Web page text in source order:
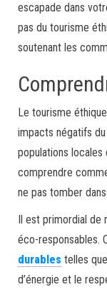
escapade dans
pas du tourisme
soutenant les
Le tourisme
impacts négatifs
populations
comprendre
ne pas tomber
Il est primordial de
éco-responsables.
durables telles
d’énergie et le